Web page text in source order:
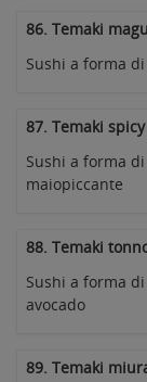
86. Temaki
Sushi a forma
87. Temaki
Sushi a forma
maiopiccante
88. Temaki
Sushi a forma
avocado
89. Temaki